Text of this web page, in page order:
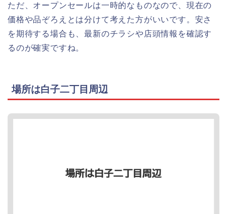
ただ、オープンセールは一時的なものなので、現在の
価格や品ぞろえとは分けて考えた方がいいです。安さ
を期待する場合も、最新のチラシや店頭情報を確認す
るのが確実ですね。
場所は白子二丁目周辺